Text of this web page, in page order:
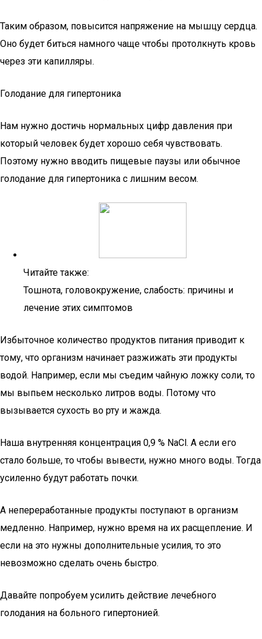
Таким образом, повысится напряжение на мышцу сердца.
Оно будет биться намного чаще чтобы протолкнуть кровь
через эти капилляры.
Голодание для гипертоника
Нам нужно достичь нормальных цифр давления при
который человек будет хорошо себя чувствовать.
Поэтому нужно вводить пищевые паузы или обычное
голодание для гипертоника с лишним весом.
Читайте также:
Тошнота, головокружение, слабость: причины и
лечение этих симптомов
Избыточное количество продуктов питания приводит к
тому, что организм начинает разжижать эти продукты
водой. Например, если мы съедим чайную ложку соли, то
мы выпьем несколько литров воды. Потому что
вызывается сухость во рту и жажда.
Наша внутренняя концентрация 0,9 % NaCl. А если его
стало больше, то чтобы вывести, нужно много воды. Тогда
усиленно будут работать почки.
А непереработанные продукты поступают в организм
медленно. Например, нужно время на их расщепление. И
если на это нужны дополнительные усилия, то это
невозможно сделать очень быстро.
Давайте попробуем усилить действие лечебного
голодания на больного гипертонией.